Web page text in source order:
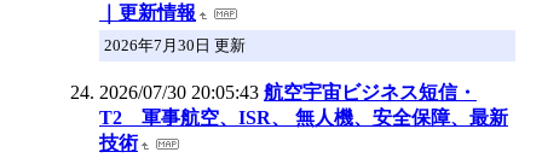
｜更新情報
2026年7月30日 更新
2026/07/30 20:05:43 航空宇宙ビジネス短信・
T2 軍事航空、ISR、 無人機、安全保障、最新
技術